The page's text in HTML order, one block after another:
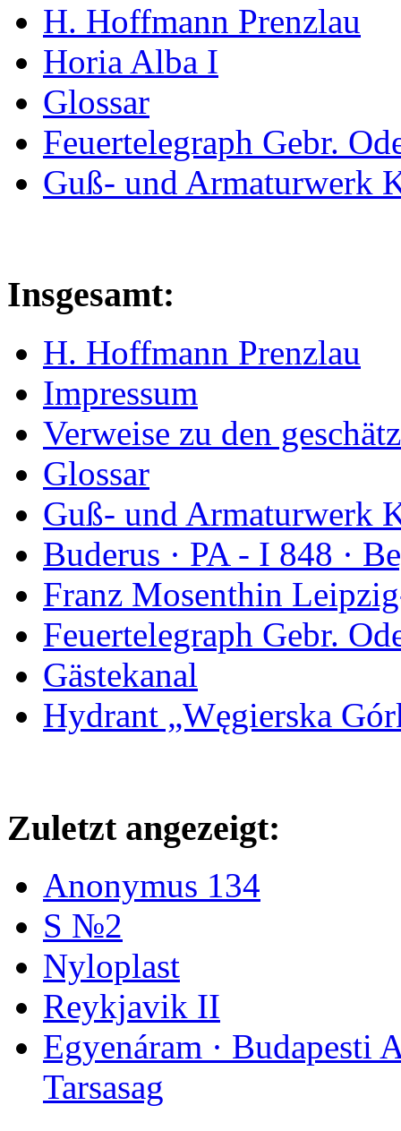
H. Hoffmann Prenzlau
Horia Alba I
Glossar
Feuertelegraph Gebr.
Guß- und Armaturwerk
Insgesamt:
H. Hoffmann Prenzlau
Impressum
Verweise zu den
Glossar
Guß- und Armaturwerk
Buderus · PA - I 848 ·
Franz Mosenthin
Feuertelegraph Gebr.
Gästekanal
Hydrant „Węgierska
Zuletzt angezeigt:
Anonymus 134
S №2
Nyloplast
Reykjavik II
Egyenáram · Budapesti
Tarsasag